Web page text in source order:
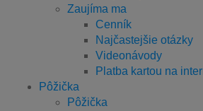
Zaujíma ma
Cenník
Najčastejšie otázky
Videonávody
Platba kartou na
Pôžička
Pôžička